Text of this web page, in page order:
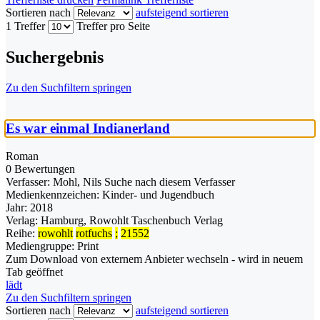
Sortieren nach
aufsteigend sortieren
1 Treffer
Treffer pro Seite
Suchergebnis
Zu den Suchfiltern springen
Es war einmal Indianerland
Roman
0 Bewertungen
Verfasser: Mohl, Nils Suche nach diesem Verfasser
Medienkennzeichen: Kinder- und Jugendbuch
Jahr: 2018
Verlag: Hamburg, Rowohlt Taschenbuch Verlag
Reihe: rowohlt rotfuchs ; 21552
Mediengruppe: Print
Zum Download von externem Anbieter wechseln - wird in neuem
Tab geöffnet
lädt
Zu den Suchfiltern springen
Sortieren nach
aufsteigend sortieren